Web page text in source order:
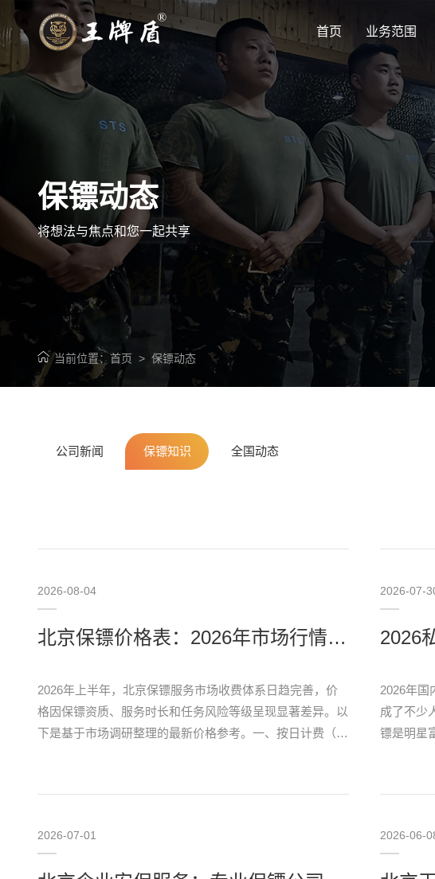
首页 业务范围
您的世界 我来守护
专注高端私人保镖优质服务商
保镖动态
将想法与焦点和您一起共享
当前位置：首页 >保镖动态
公司新闻 保镖知识 全国动态
2026-08-04
北京保镖价格表：2026年市场行情全解析
2026年上半年，北京保镖服务市场收费体系日趋完善，价
格因保镖资质、服务时长和任务风险等级呈现显著差异。以
下是基于市场调研整理的最新价格参考。一、按日计费（8
2026-07-
2026
2026年国
成了不少
镖是明星
2026-07-01 2026-06-